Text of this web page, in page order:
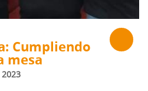
Cumpliendo
mesa